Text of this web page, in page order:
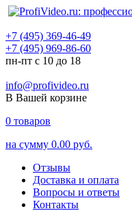
+7 (495) 369-46-49
+7 (495) 969-86-60
пн-пт с 10 до 18
info@profivideo.ru
В Вашей корзине
0 товаров
на сумму 0.00 руб.
Отзывы
Доставка и оплата
Вопросы и ответы
Контакты